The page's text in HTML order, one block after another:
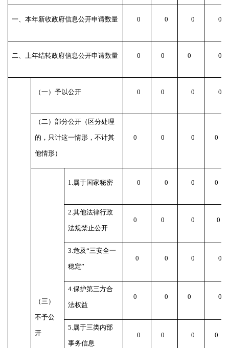
一、本年新收政府信息公开申请数量 0 0 0 0
二、上年结转政府信息公开申请数量 0 0 0 0
（一）予以公开 0 0 0 0
（二）部分公开（区分处理
的，只计这一情形，不计其
他情形）
0 0 0 0
（三）
不予公
开
1.属于国家秘密 0 0 0 0
2.其他法律行政
法规禁止公开
0 0 0 0
3.危及“三安全一
稳定”
0 0 0 0
4.保护第三方合
法权益
0 0 0 0
5.属于三类内部
事务信息
0 0 0 0